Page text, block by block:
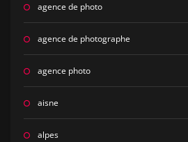
agence de photo
agence de photographe
agence photo
aisne
alpes